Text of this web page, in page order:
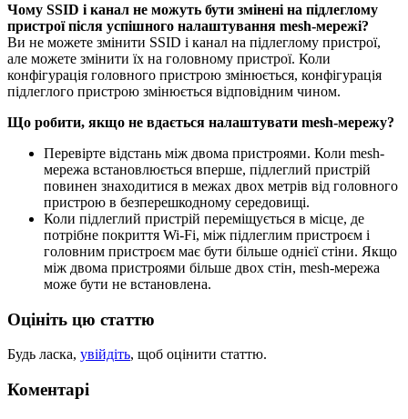
Чому SSID і канал не можуть бути змінені на підлеглому
пристрої після успішного налаштування mesh-мережі?
Ви не можете змінити SSID і канал на підлеглому пристрої,
але можете змінити їх на головному пристрої. Коли
конфігурація головного пристрою змінюється, конфігурація
підлеглого пристрою змінюється відповідним чином.
Що робити, якщо не вдається налаштувати mesh-мережу?
Перевірте відстань між двома пристроями. Коли mesh-
мережа встановлюється вперше, підлеглий пристрій
повинен знаходитися в межах двох метрів від головного
пристрою в безперешкодному середовищі.
Коли підлеглий пристрій переміщується в місце, де
потрібне покриття Wi-Fi, між підлеглим пристроєм і
головним пристроєм має бути більше однієї стіни. Якщо
між двома пристроями більше двох стін, mesh-мережа
може бути не встановлена.
Оцініть цю статтю
Будь ласка, увійдіть, щоб оцінити статтю.
Коментарі